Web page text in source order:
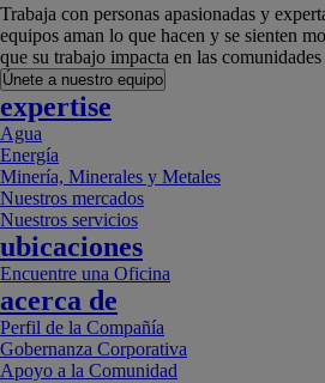
Trabaja con personas apasionadas y
equipos aman lo que hacen y se sienten
que su trabajo impacta en las
Únete a nuestro equipo
expertise
Agua
Energía
Minería, Minerales y Metales
Nuestros mercados
Nuestros servicios
ubicaciones
Encuentre una Oficina
acerca de
Perfil de la Compañía
Gobernanza Corporativa
Apoyo a la Comunidad